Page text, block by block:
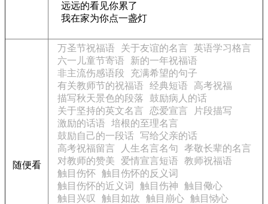
远远的看见你累了
我在家为你点一盏灯
随便看
万圣节祝福语 关于友谊的名言
英语学习格言
六一儿童节寄语
新的一年祝福语
非主流伤感语段
充满希望的句子
有关教师节的祝福语
经典短语
高考祝福
描写秋天景色的段落
鼓励病人的话
关于坚持的英文名言
恋爱宣言
片段描写
激励的话语
培根的至理名言
鼓励自己的一段话 写给父亲的话
高考祝福留言
人生名言名句
孝敬长辈的名言
对教师的赞美
爱情宣言短语
教师祝福语
触目伤怀 触目伤怀的反义词
触目伤怀的近义词
触目伤神
触目儆心
触目兴叹
触目如故 触目崩心 触目恸心